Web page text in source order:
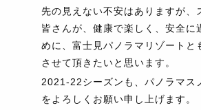
先の見えない不安はありますが、
皆さんが、健康で楽しく、安全に
めに、富士見パノラマリゾートと
させて頂きたいと思います。
2021-22シーズンも、パノラマス
をよろしくお願い申し上げます。